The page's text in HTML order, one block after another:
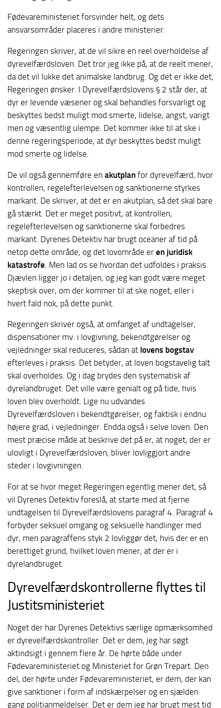
Fødevareministeriet forsvinder helt, og dets
ansvarsområder placeres i andre ministerier.
Regeringen skriver, at de vil sikre en reel overholdelse af
dyrevelfærdsloven. Det tror jeg ikke på, at de reelt mener,
da det vil lukke det animalske landbrug. Og det er ikke det,
Regeringen ønsker. I Dyrevelfærdslovens § 2 står der, at
dyr er levende væsener og skal behandles forsvarligt og
beskyttes bedst muligt mod smerte, lidelse, angst, varigt
men og væsentlig ulempe. Det kommer ikke til at ske i
denne regeringsperiode, at dyr beskyttes bedst muligt
mod smerte og lidelse.
De vil også gennemføre en akutplan for dyrevelfærd, hvor
kontrollen, regelefterlevelsen og sanktionerne styrkes
markant. De skriver, at det er en akutplan, så det skal bare
gå stærkt. Det er meget positivt, at kontrollen,
regelefterlevelsen og sanktionerne skal forbedres
markant. Dyrenes Detektiv har brugt oceaner af tid på
netop dette område, og det lovområde er en juridisk
katastrofe . Men lad os se hvordan det udfoldes i praksis.
Djævlen ligger jo i detaljen, og jeg kan godt være meget
skeptisk over, om der kommer til at ske noget, eller i
hvert fald nok, på dette punkt.
Regeringen skriver også, at omfanget af undtagelser,
dispensationer mv. i lovgivning, bekendtgørelser og
vejledninger skal reduceres, sådan at lovens bogstav
efterleves i praksis. Det betyder, at loven bogstavelig talt
skal overholdes. Og i dag brydes den systematisk af
dyrelandbruget. Det ville være genialt og på tide, hvis
loven blev overholdt. Lige nu udvandes
Dyrevelfærdsloven i bekendtgørelser, og faktisk i endnu
højere grad, i vejledninger. Endda også i selve loven. Den
mest præcise måde at beskrive det på er, at noget, der er
ulovligt i Dyrevelfærdsloven, bliver lovliggjort andre
steder i lovgivningen.
For at se hvor meget Regeringen egentlig mener det, så
vil Dyrenes Detektiv foreslå, at starte med at fjerne
undtagelsen til Dyrevelfærdslovens paragraf 4. Paragraf 4
forbyder seksuel omgang og seksuelle handlinger med
dyr, men paragraffens styk 2 lovliggør det, hvis der er en
berettiget grund, hvilket loven mener, at der er i
dyrelandbruget.
Dyrevelfærdskontrollerne flyttes til
Justitsministeriet
Noget der har Dyrenes Detektivs særlige opmærksomhed
er dyrevelfærdskontroller. Det er dem, jeg har søgt
aktindsigt i gennem flere år. De hørte både under
Fødevareministeriet og Ministeriet for Grøn Trepart. Den
del, der hørte under Fødevareministeriet, er dem, der kan
give sanktioner i form af indskærpelser og en sjælden
gang politianmeldelser. Det er dem jeg har brugt mest tid